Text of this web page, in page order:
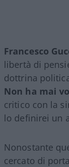
Francesco
libertà di
dottrina
Non ha mai
critico con la
lo definirei un
Nonostante
cercato di